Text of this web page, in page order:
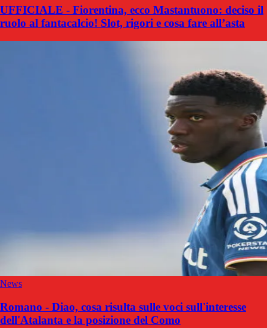
UFFICIALE - Fiorentina, ecco Mastantuono: deciso il
ruolo al fantacalcio! Slot, rigori e cosa fare all’asta
News
Romano - Diao, cosa risulta sulle voci sull'interesse
dell'Atalanta e la posizione del Como